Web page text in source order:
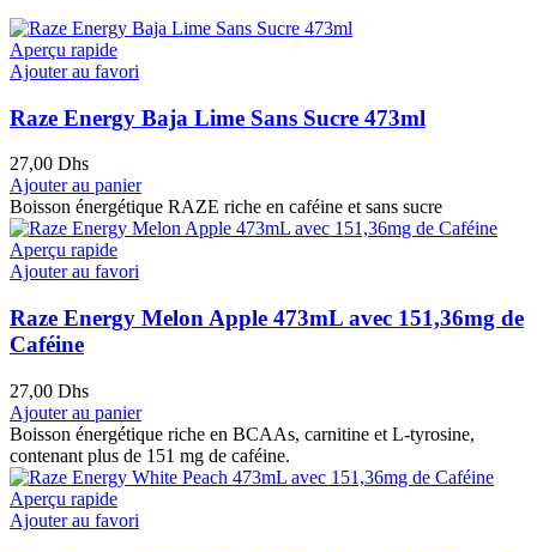
Aperçu rapide
Ajouter au favori
Raze Energy Baja Lime Sans Sucre 473ml
27,00 Dhs
Ajouter au panier
Boisson énergétique RAZE riche en caféine et sans sucre
Aperçu rapide
Ajouter au favori
Raze Energy Melon Apple 473mL avec 151,36mg de
Caféine
27,00 Dhs
Ajouter au panier
Boisson énergétique riche en BCAAs, carnitine et L-tyrosine,
contenant plus de 151 mg de caféine.
Aperçu rapide
Ajouter au favori